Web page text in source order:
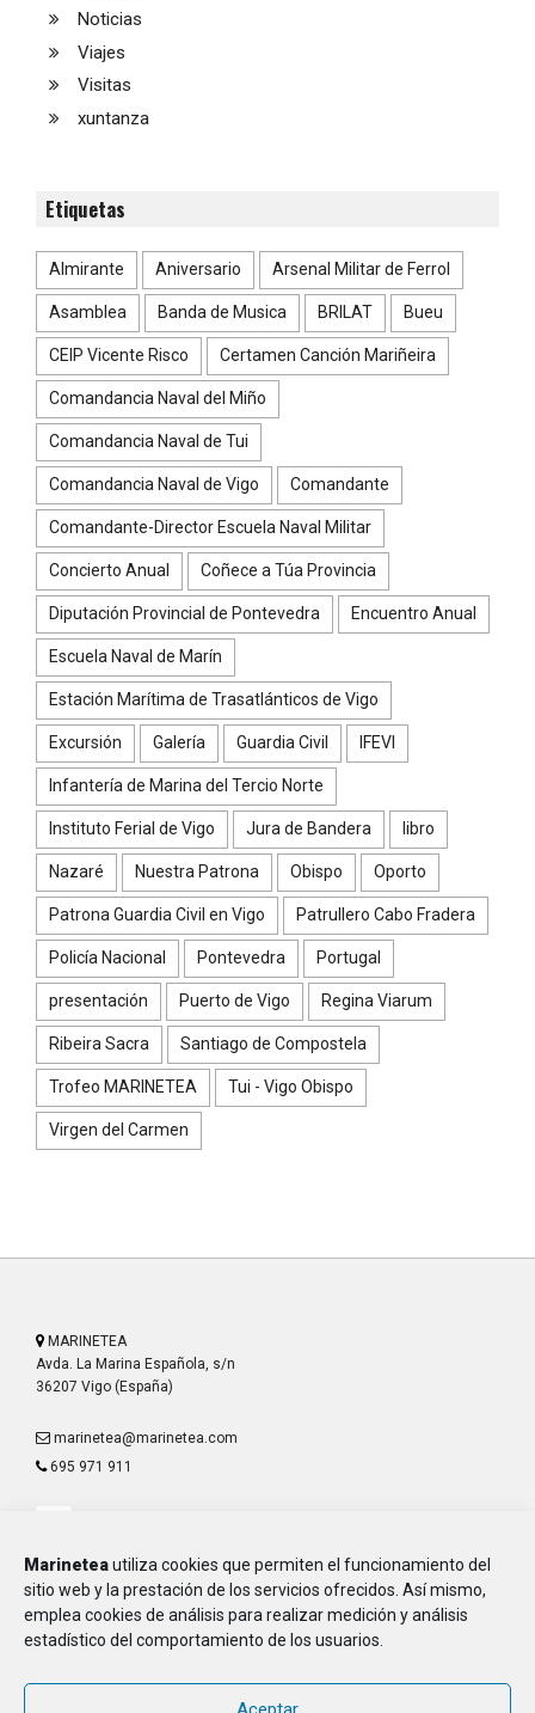
Marineteautiliza cookies que permiten el funcionamiento del
sitio web y la prestación de los servicios ofrecidos. Así mismo,
emplea cookies de análisis para realizar medición y análisis
estadístico del comportamiento de los usuarios.
Noticias
Viajes
Visitas
xuntanza
Etiquetas
Almirante Aniversario Arsenal Militar de Ferrol
Asamblea Banda de Musica BRILAT Bueu
CEIP Vicente Risco Certamen Canción Mariñeira
Comandancia Naval del Miño
Comandancia Naval de Tui
Comandancia Naval de Vigo Comandante
Comandante-Director Escuela Naval Militar
Concierto Anual Coñece a Túa Provincia
Diputación Provincial de Pontevedra Encuentro Anual
Escuela Naval de Marín
Estación Marítima de Trasatlánticos de Vigo
Excursión Galería Guardia Civil IFEVI
Infantería de Marina del Tercio Norte
Instituto Ferial de Vigo Jura de Bandera libro
Nazaré Nuestra Patrona Obispo Oporto
Patrona Guardia Civil en Vigo Patrullero Cabo Fradera
Policía Nacional Pontevedra Portugal
presentación Puerto de Vigo Regina Viarum
Ribeira Sacra Santiago de Compostela
Trofeo MARINETEA Tui - Vigo Obispo
Virgen del Carmen
MARINETEA
Avda. La Marina Española, s/n
36207 Vigo (España)
marinetea@marinetea.com
695 971 911
Aviso Legal
Política de Privacidad
Política de Cookies